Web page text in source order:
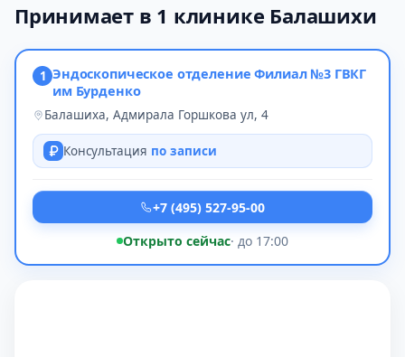
Принимает в 1 клинике Балашихи
1 Эндоскопическое отделение Филиал №3 ГВКГ
им Бурденко
Балашиха, Адмирала Горшкова ул, 4
Консультация по записи
+7 (495) 527-95-00
Открыто сейчас· до 17:00